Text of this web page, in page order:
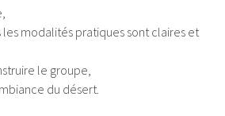
modalités pratiques sont claires et
le groupe,
du désert.